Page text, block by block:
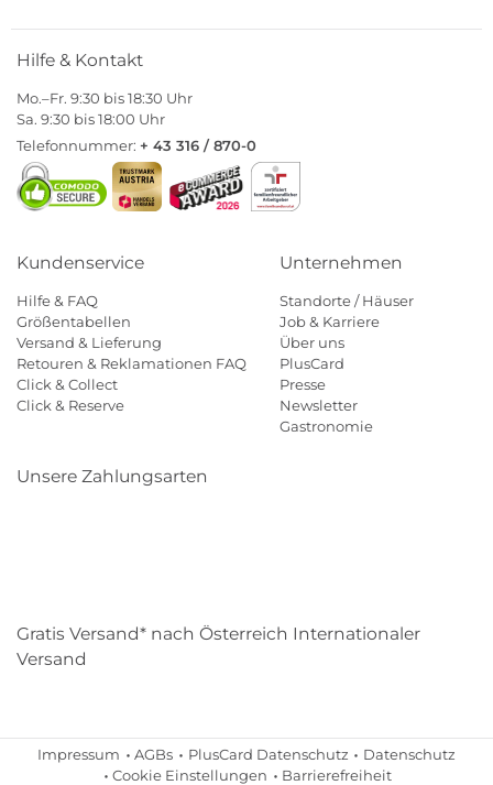
Hilfe & Kontakt
Mo.–Fr. 9:30 bis 18:30 Uhr
Sa. 9:30 bis 18:00 Uhr
Telefonnummer: + 43 316 / 870-0
Kundenservice
Hilfe & FAQ
Größentabellen
Versand & Lieferung
Retouren & Reklamationen FAQ
Click & Collect
Click & Reserve
Unternehmen
Standorte / Häuser
Job & Karriere
Über uns
PlusCard
Presse
Newsletter
Gastronomie
Unsere Zahlungsarten
Gratis Versand* nach Österreich Internationaler
Versand
Impressum AGBs PlusCard Datenschutz
Datenschutz
Cookie Einstellungen
Barrierefreiheit